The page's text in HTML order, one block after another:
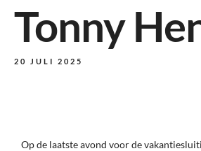
Tonny
20 JULI 2025
Op de laatste avond voor de